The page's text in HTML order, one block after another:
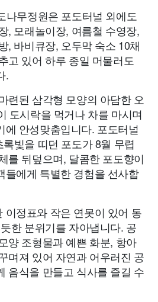
나무정원은 포도터널 외에도
, 모래놀이장, 여름철 수영장,
, 바비큐장, 오두막 숙소 10채
고 있어 하루 종일 머물러도
.
련된 삼각형 모양의 아담한 오
도시락을 먹거나 차를 마시며
에 안성맞춤입니다. 포도터널
빛을 띠던 포도가 8월 무렵
를 뒤덮으며, 달콤한 포도향이
들에게 특별한 경험을 선사합
이정표와 작은 연못이 있어 동
한 분위기를 자아냅니다. 공
양 조형물과 예쁜 화분, 항아
며져 있어 자연과 어우러진 공
음식을 만들고 식사를 즐길 수